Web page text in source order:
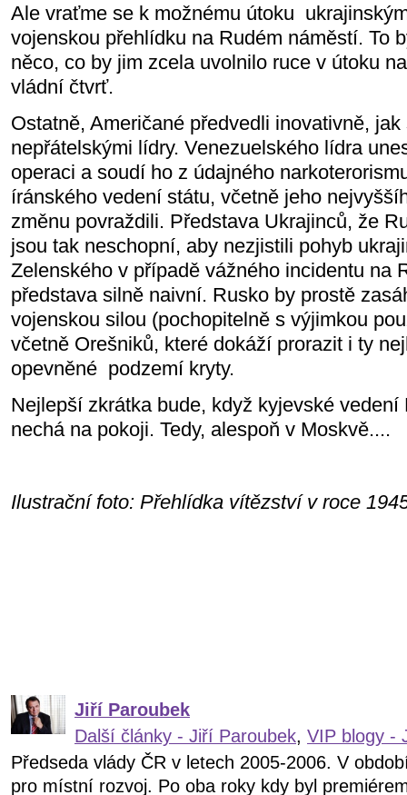
Ale vraťme se k možnému útoku
vojenskou přehlídku na Rudém náměstí. To
něco, co by jim zcela uvolnilo ruce v útoku
vládní čtvrť.
Ostatně, Američané předvedli inovativně,
nepřátelskými lídry. Venezuelského lídra
operaci a soudí ho z údajného
íránského vedení státu, včetně jeho
změnu povraždili. Představa Ukrajinců, že
jsou tak neschopní, aby nezjistili pohyb
Zelenského v případě vážného incidentu na
představa silně naivní. Rusko by prostě
vojenskou silou (pochopitelně s výjimkou
včetně Orešniků, které dokáží prorazit i ty
opevněné podzemí kryty.
Nejlepší zkrátka bude, když kyjevské vedení
nechá na pokoji. Tedy, alespoň v Moskvě....
Ilustrační foto: Přehlídka vítězství v roce
Jiří Paroubek
Další články - Jiří Paroubek, VIP blogy -
Předseda vlády ČR v letech 2005-2006. V
pro místní rozvoj. Po oba roky kdy byl